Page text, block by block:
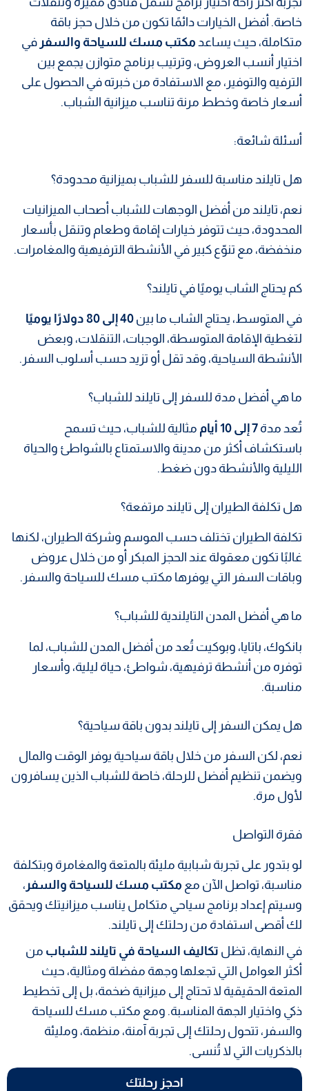
احجز رحلتك
خاصة. أفضل الخيارات دائمًا تكون من خلال حجز باقة
متكاملة، حيث يساعد مكتب مسك للسياحة والسفر في
اختيار أنسب العروض، وترتيب برنامج متوازن يجمع بين
الترفيه والتوفير، مع الاستفادة من خبرته في الحصول على
أسعار خاصة وخطط مرنة تناسب ميزانية الشباب.
أسئلة شائعة:
هل تايلند مناسبة للسفر للشباب بميزانية محدودة؟
نعم، تايلند من أفضل الوجهات للشباب أصحاب الميزانيات
المحدودة، حيث تتوفر خيارات إقامة وطعام وتنقل بأسعار
منخفضة، مع تنوّع كبير في الأنشطة الترفيهية والمغامرات.
كم يحتاج الشاب يوميًا في تايلند؟
في المتوسط، يحتاج الشاب ما بين 40 إلى 80 دولارًا يوميًا
لتغطية الإقامة المتوسطة، الوجبات، التنقلات، وبعض
الأنشطة السياحية، وقد تقل أو تزيد حسب أسلوب السفر.
ما هي أفضل مدة للسفر إلى تايلند للشباب؟
تُعد مدة 7 إلى 10 أيام
مثالية للشباب، حيث تسمح
باستكشاف أكثر من مدينة والاستمتاع بالشواطئ والحياة
الليلية والأنشطة دون ضغط.
هل تكلفة الطيران إلى تايلند مرتفعة؟
تكلفة الطيران تختلف حسب الموسم وشركة الطيران، لكنها
غالبًا تكون معقولة عند الحجز المبكر أو من خلال عروض
وباقات السفر التي يوفرها مكتب مسك للسياحة والسفر.
ما هي أفضل المدن التايلندية للشباب؟
بانكوك، باتايا، وبوكيت تُعد من أفضل المدن للشباب، لما
توفره من أنشطة ترفيهية، شواطئ، حياة ليلية، وأسعار
مناسبة.
هل يمكن السفر إلى تايلند بدون باقة سياحية؟
نعم، لكن السفر من خلال باقة سياحية يوفر الوقت والمال
ويضمن تنظيم أفضل للرحلة، خاصة للشباب الذين يسافرون
لأول مرة.
فقرة التواصل
لو بتدور على تجربة شبابية مليئة بالمتعة والمغامرة وبتكلفة
مناسبة، تواصل الآن مع مكتب مسك للسياحة والسفر ،
وسيتم إعداد برنامج سياحي متكامل يناسب ميزانيتك ويحقق
لك أقصى استفادة من رحلتك إلى تايلند.
في النهاية، تظل تكاليف السياحة في تايلند للشباب من
أكثر العوامل التي تجعلها وجهة مفضلة ومثالية، حيث
المتعة الحقيقية لا تحتاج إلى ميزانية ضخمة، بل إلى تخطيط
ذكي واختيار الجهة المناسبة. ومع مكتب مسك للسياحة
والسفر، تتحول رحلتك إلى تجربة آمنة، منظمة، ومليئة
بالذكريات التي لا تُنسى.